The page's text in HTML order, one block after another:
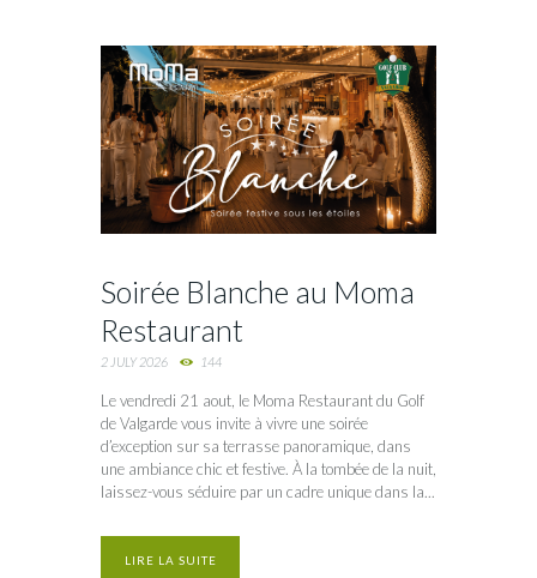
Soirée Blanche au Moma
Restaurant
2 JULY 2026 144
Le vendredi 21 aout, le Moma Restaurant du Golf
de Valgarde vous invite à vivre une soirée
d’exception sur sa terrasse panoramique, dans
une ambiance chic et festive. À la tombée de la nuit,
laissez-vous séduire par un cadre unique dans la...
LIRE LA SUITE